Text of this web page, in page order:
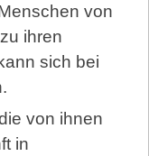
von
ihren
sich bei
von ihnen
in